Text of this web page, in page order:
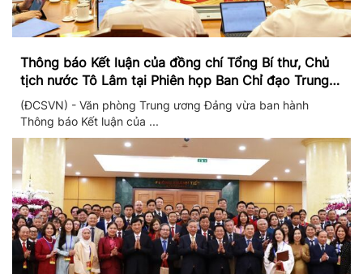
Thông báo Kết luận của đồng chí Tổng Bí thư, Chủ
tịch nước Tô Lâm tại Phiên họp Ban Chỉ đạo Trung
ương thực hiện Nghị quyết 57
(ĐCSVN) - Văn phòng Trung ương Đảng vừa ban hành
Thông báo Kết luận của ...